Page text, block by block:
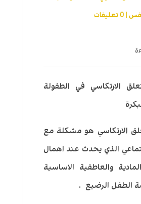
| 0 تعليقات
الارتكاسي في الطفولة
الارتكاسي هو مشكلة مع
الذي يحدث عند اهمال
والعاطفية الاساسية
الطفل الرضيع .